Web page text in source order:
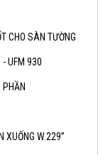
CHO SÀN TƯỜNG
- UFM 930
XUỐNG W.229”